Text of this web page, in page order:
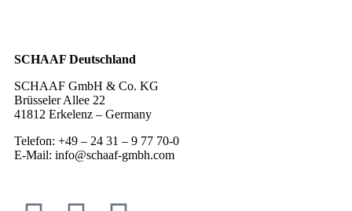
SCHAAF Deutschland
SCHAAF GmbH & Co. KG
Brüsseler Allee 22
41812 Erkelenz – Germany
Telefon: +49 – 24 31 – 9 77 70-0
E-Mail: info@schaaf-gmbh.com